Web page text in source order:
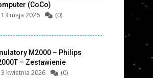
(CoCo)
13 maja 2026 (0)
M2000 – Philips
– Zestawienie
3 kwietnia 2026 (0)